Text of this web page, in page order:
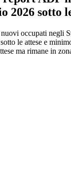
2026 sotto
occupati negli
le attese e
ma rimane in